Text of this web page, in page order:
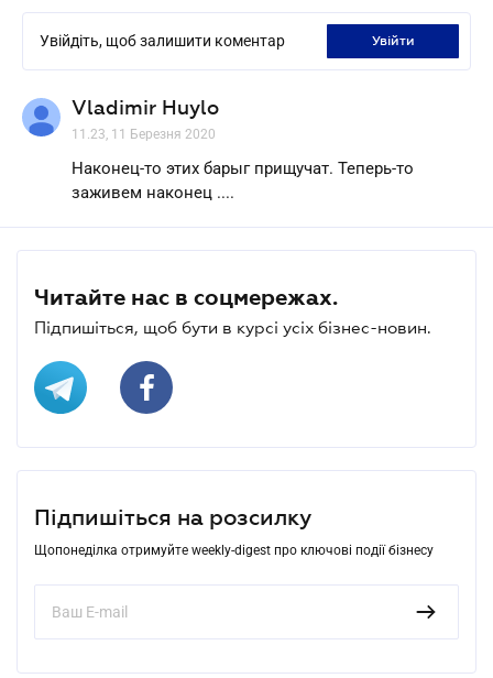
Увійдіть, щоб залишити коментар увійти
Vladimir Huylo
11.23, 11 Березня 2020
Наконец-то этих барыг прищучат. Теперь-то
заживем наконец ....
Читайте нас в соцмережах.
Підпишіться, щоб бути в курсі усіх бізнес-новин.
Підпишіться на розсилку
Щопонеділка отримуйте weekly-digest про ключові події бізнесу